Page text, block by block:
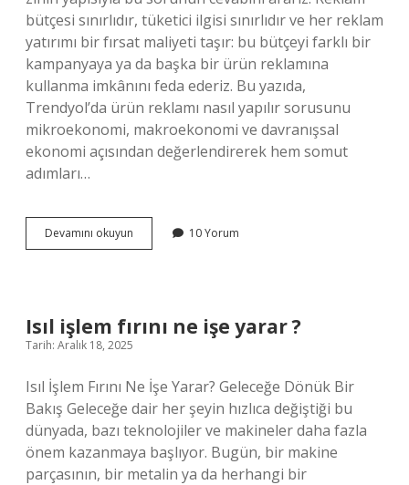
bütçesi sınırlıdır, tüketici ilgisi sınırlıdır ve her reklam
yatırımı bir fırsat maliyeti taşır: bu bütçeyi farklı bir
kampanyaya ya da başka bir ürün reklamına
kullanma imkânını feda ederiz. Bu yazıda,
Trendyol’da ürün reklamı nasıl yapılır sorusunu
mikroekonomi, makroekonomi ve davranışsal
ekonomi açısından değerlendirerek hem somut
adımları…
Devamını okuyun Trendyol
ürün
10 Yorum
Isıl işlem fırını ne işe yarar ?
Tarih: Aralık 18, 2025
Isıl İşlem Fırını Ne İşe Yarar? Geleceğe Dönük Bir
Bakış Geleceğe dair her şeyin hızlıca değiştiği bu
dünyada, bazı teknolojiler ve makineler daha fazla
önem kazanmaya başlıyor. Bugün, bir makine
parçasının, bir metalin ya da herhangi bir